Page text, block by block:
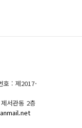
호 : 제2017-
서관동 2층